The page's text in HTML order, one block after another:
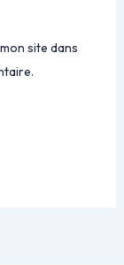
site dans